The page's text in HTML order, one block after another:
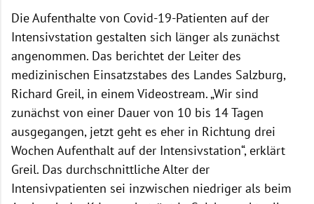
Die Aufenthalte von Covid-19-Patienten auf der
Intensivstation gestalten sich länger als zunächst
angenommen. Das berichtet der Leiter des
medizinischen Einsatzstabes des Landes Salzburg,
Richard Greil, in einem Videostream. „Wir sind
zunächst von einer Dauer von 10 bis 14 Tagen
ausgegangen, jetzt geht es eher in Richtung drei
Wochen Aufenthalt auf der Intensivstation“, erklärt
Greil. Das durchschnittliche Alter der
Intensivpatienten sei inzwischen niedriger als beim